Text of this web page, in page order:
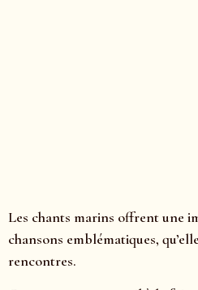
Les chants marins offrent une
chansons emblématiques,
rencontres.